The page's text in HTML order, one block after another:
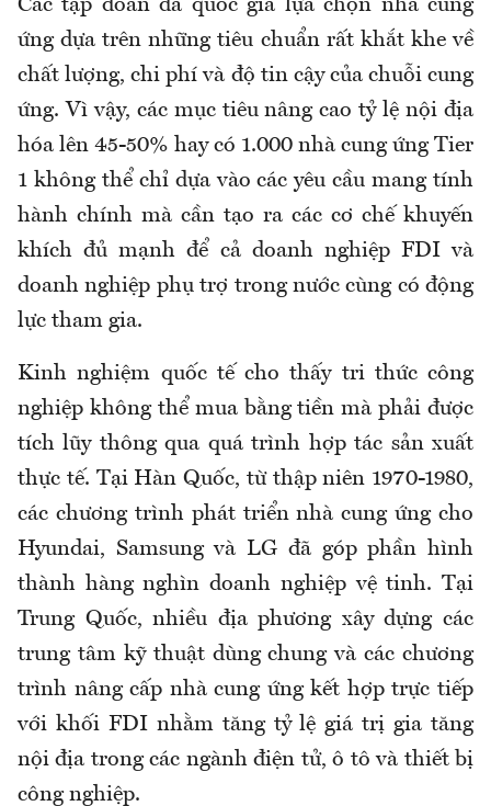
Các tập đoàn đa quốc gia lựa chọn nhà cung
ứng dựa trên những tiêu chuẩn rất khắt khe về
chất lượng, chi phí và độ tin cậy của chuỗi cung
ứng. Vì vậy, các mục tiêu nâng cao tỷ lệ nội địa
hóa lên 45-50% hay có 1.000 nhà cung ứng Tier
1 không thể chỉ dựa vào các yêu cầu mang tính
hành chính mà cần tạo ra các cơ chế khuyến
khích đủ mạnh để cả doanh nghiệp FDI và
doanh nghiệp phụ trợ trong nước cùng có động
lực tham gia.
Kinh nghiệm quốc tế cho thấy tri thức công
nghiệp không thể mua bằng tiền mà phải được
tích lũy thông qua quá trình hợp tác sản xuất
thực tế. Tại Hàn Quốc, từ thập niên 1970-1980,
các chương trình phát triển nhà cung ứng cho
Hyundai, Samsung và LG đã góp phần hình
thành hàng nghìn doanh nghiệp vệ tinh. Tại
Trung Quốc, nhiều địa phương xây dựng các
trung tâm kỹ thuật dùng chung và các chương
trình nâng cấp nhà cung ứng kết hợp trực tiếp
với khối FDI nhằm tăng tỷ lệ giá trị gia tăng
nội địa trong các ngành điện tử, ô tô và thiết bị
công nghiệp.